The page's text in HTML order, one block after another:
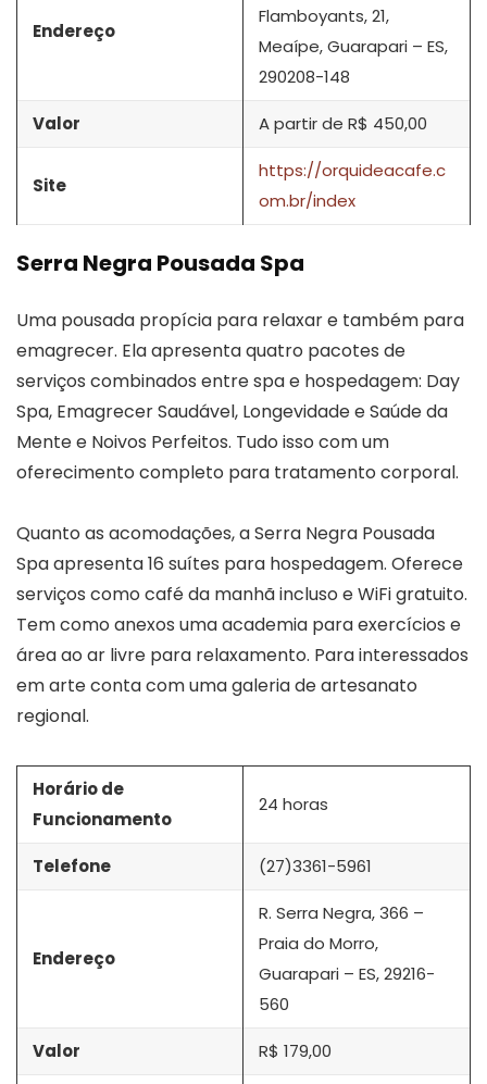
Endereço
Flamboyants, 21,
Meaípe, Guarapari – ES,
290208-148
Valor A partir de R$ 450,00
Site
https://orquideacafe.c
om.br/index
Serra Negra Pousada Spa
Uma pousada propícia para relaxar e também para
emagrecer. Ela apresenta quatro pacotes de
serviços combinados entre spa e hospedagem: Day
Spa, Emagrecer Saudável, Longevidade e Saúde da
Mente e Noivos Perfeitos. Tudo isso com um
oferecimento completo para tratamento corporal.
Quanto as acomodações, a Serra Negra Pousada
Spa apresenta 16 suítes para hospedagem. Oferece
serviços como café da manhã incluso e WiFi gratuito.
Tem como anexos uma academia para exercícios e
área ao ar livre para relaxamento. Para interessados
em arte conta com uma galeria de artesanato
regional.
Horário de
Funcionamento
24 horas
Telefone (27)3361-5961
Endereço
R. Serra Negra, 366 –
Praia do Morro,
Guarapari – ES, 29216-
560
Valor R$ 179,00